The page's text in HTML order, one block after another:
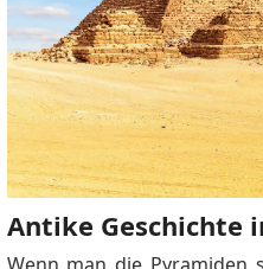
Antike Geschichte